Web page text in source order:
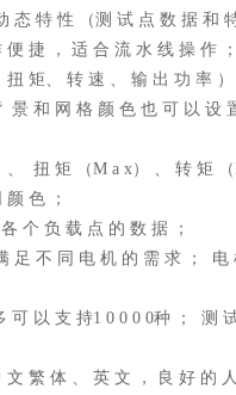
特 性 （测 试 点 数 据 和
捷 ， 适 合 流 水 线 操 作 ；
矩、 转 速 、 输 出 功 率
和 网 格 颜 色 也 可 以 设
扭 矩 （M a x） 、 转 矩
色 ；
个 负 载 点 的 数 据 ；
足 不 同 电 机 的 需 求 ； 电
以 支 持1 0 0 0 0种 ； 测
繁 体 、 英 文 ， 良 好 的